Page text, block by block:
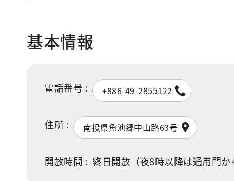
基本情報
電話番号 : +886-49-2855122
住所 : 南投県魚池郷中山路63号
開放時間 : 終日開放（夜8時以降は通用門か